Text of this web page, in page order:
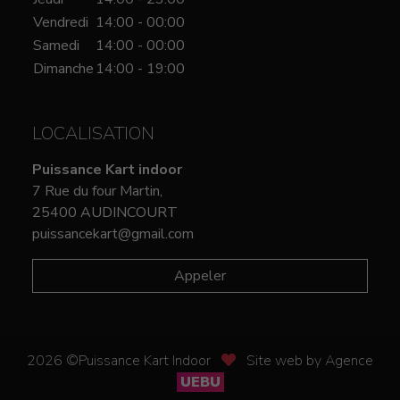
Vendredi 14:00 - 00:00
Samedi
14:00 - 00:00
Dimanche 14:00 - 19:00
LOCALISATION
Puissance Kart indoor
7 Rue du four Martin,
25400 AUDINCOURT
puissancekart@gmail.com
Appeler
2026 ©Puissance Kart Indoor
Site web by Agence
UEBU